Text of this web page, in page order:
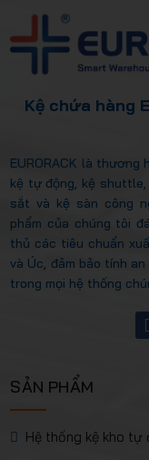
Kệ chứa hàng
EURORACK là
kệ tự động, kệ
sắt và kệ sàn công
phẩm của chúng tôi
thủ các tiêu chuẩn
và Úc, đảm bảo tính
trong mọi hệ thống
SẢN PHẨM
Hệ thống kệ kho tự